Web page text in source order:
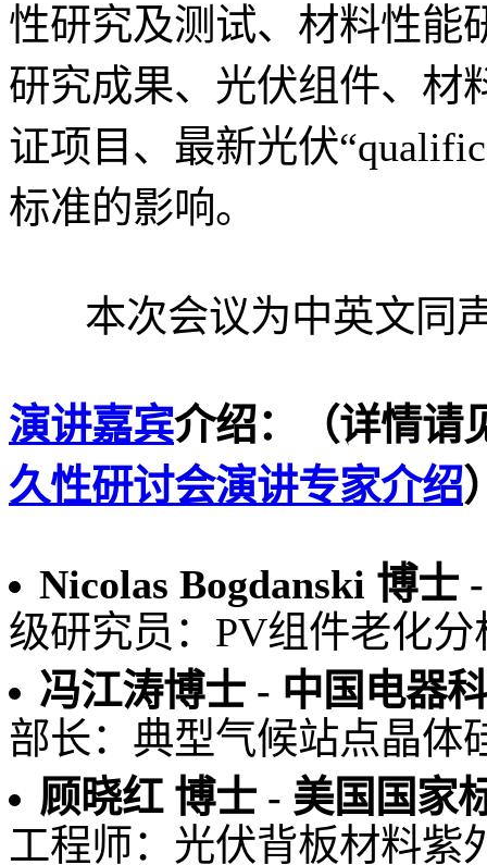
性研究及测试、材料性能
研究成果、光伏组件、材
证项目、最新光伏
标准的影响。
本次会议为中英文同
演讲嘉宾介绍：（详情请
久性研讨会演讲专家介绍
Nicolas Bogdanski 博士
级研究员：PV组件老化分
冯江涛博士 - 中国电器
部长：典型气候站点晶体
顾晓红 博士 - 美国国家
工程师：光伏背板材料紫